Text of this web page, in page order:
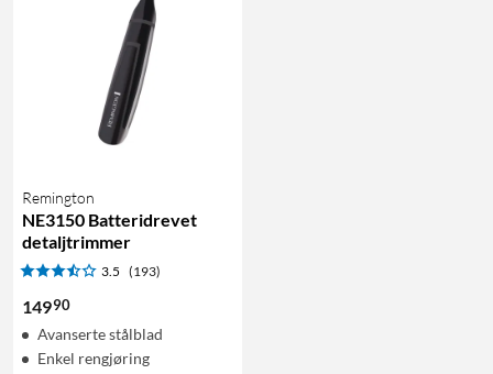
Remington
NE3150 Batteridrevet
detaljtrimmer
3.5 (193)
14990
Avanserte stålblad
Enkel rengjøring